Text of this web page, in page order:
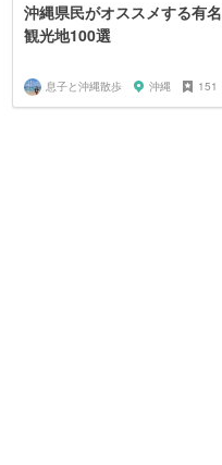
沖縄県民がオススメする有名
観光地100選
息子と沖縄散歩 沖縄 151